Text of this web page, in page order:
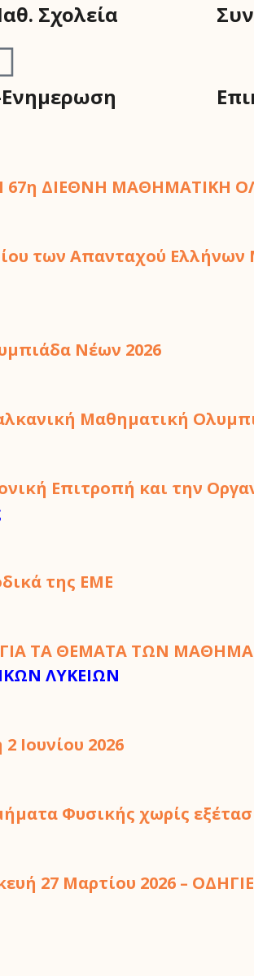
Σχολεία
67η ΔΙΕΘΝΗ ΜΑΘΗΜΑΤΙΚΗ
των Απανταχού
Νέων 2026
Μαθηματική
Επιτροπή και την
της ΕME
ΓΙΑ ΤΑ ΘΕΜΑΤΑ ΤΩΝ
ΛΥΚΕΙΩΝ
Ιουνίου 2026
Φυσικής χωρίς
27 Μαρτίου 2026 –